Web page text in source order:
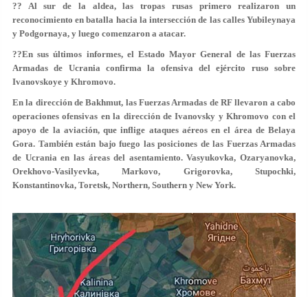
?? Al sur de la aldea, las tropas rusas primero realizaron un
reconocimiento en batalla hacia la intersección de las calles Yubileynaya
y Podgornaya, y luego comenzaron a atacar.
??En sus últimos informes, el Estado Mayor General de las Fuerzas
Armadas de Ucrania confirma la ofensiva del ejército ruso sobre
Ivanovskoye y Khromovo.
En la dirección de Bakhmut, las Fuerzas Armadas de RF llevaron a cabo
operaciones ofensivas en la dirección de Ivanovsky y Khromovo con el
apoyo de la aviación, que inflige ataques aéreos en el área de Belaya
Gora. También están bajo fuego las posiciones de las Fuerzas Armadas
de Ucrania en las áreas del asentamiento. Vasyukovka, Ozaryanovka,
Orekhovo-Vasilyevka, Markovo, Grigorovka, Stupochki,
Konstantinovka, Toretsk, Northern, Southern y New York.